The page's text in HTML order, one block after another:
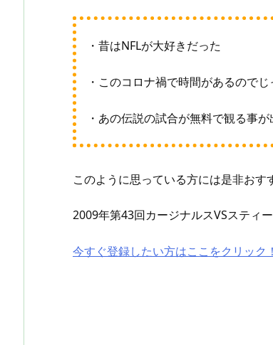
・昔はNFLが大好きだった
・このコロナ禍で時間があるので
・あの伝説の試合が無料で観る事が
このように思っている方には是非おす
2009年第43回カージナルスVSスティ
今すぐ登録したい方はここをクリック！